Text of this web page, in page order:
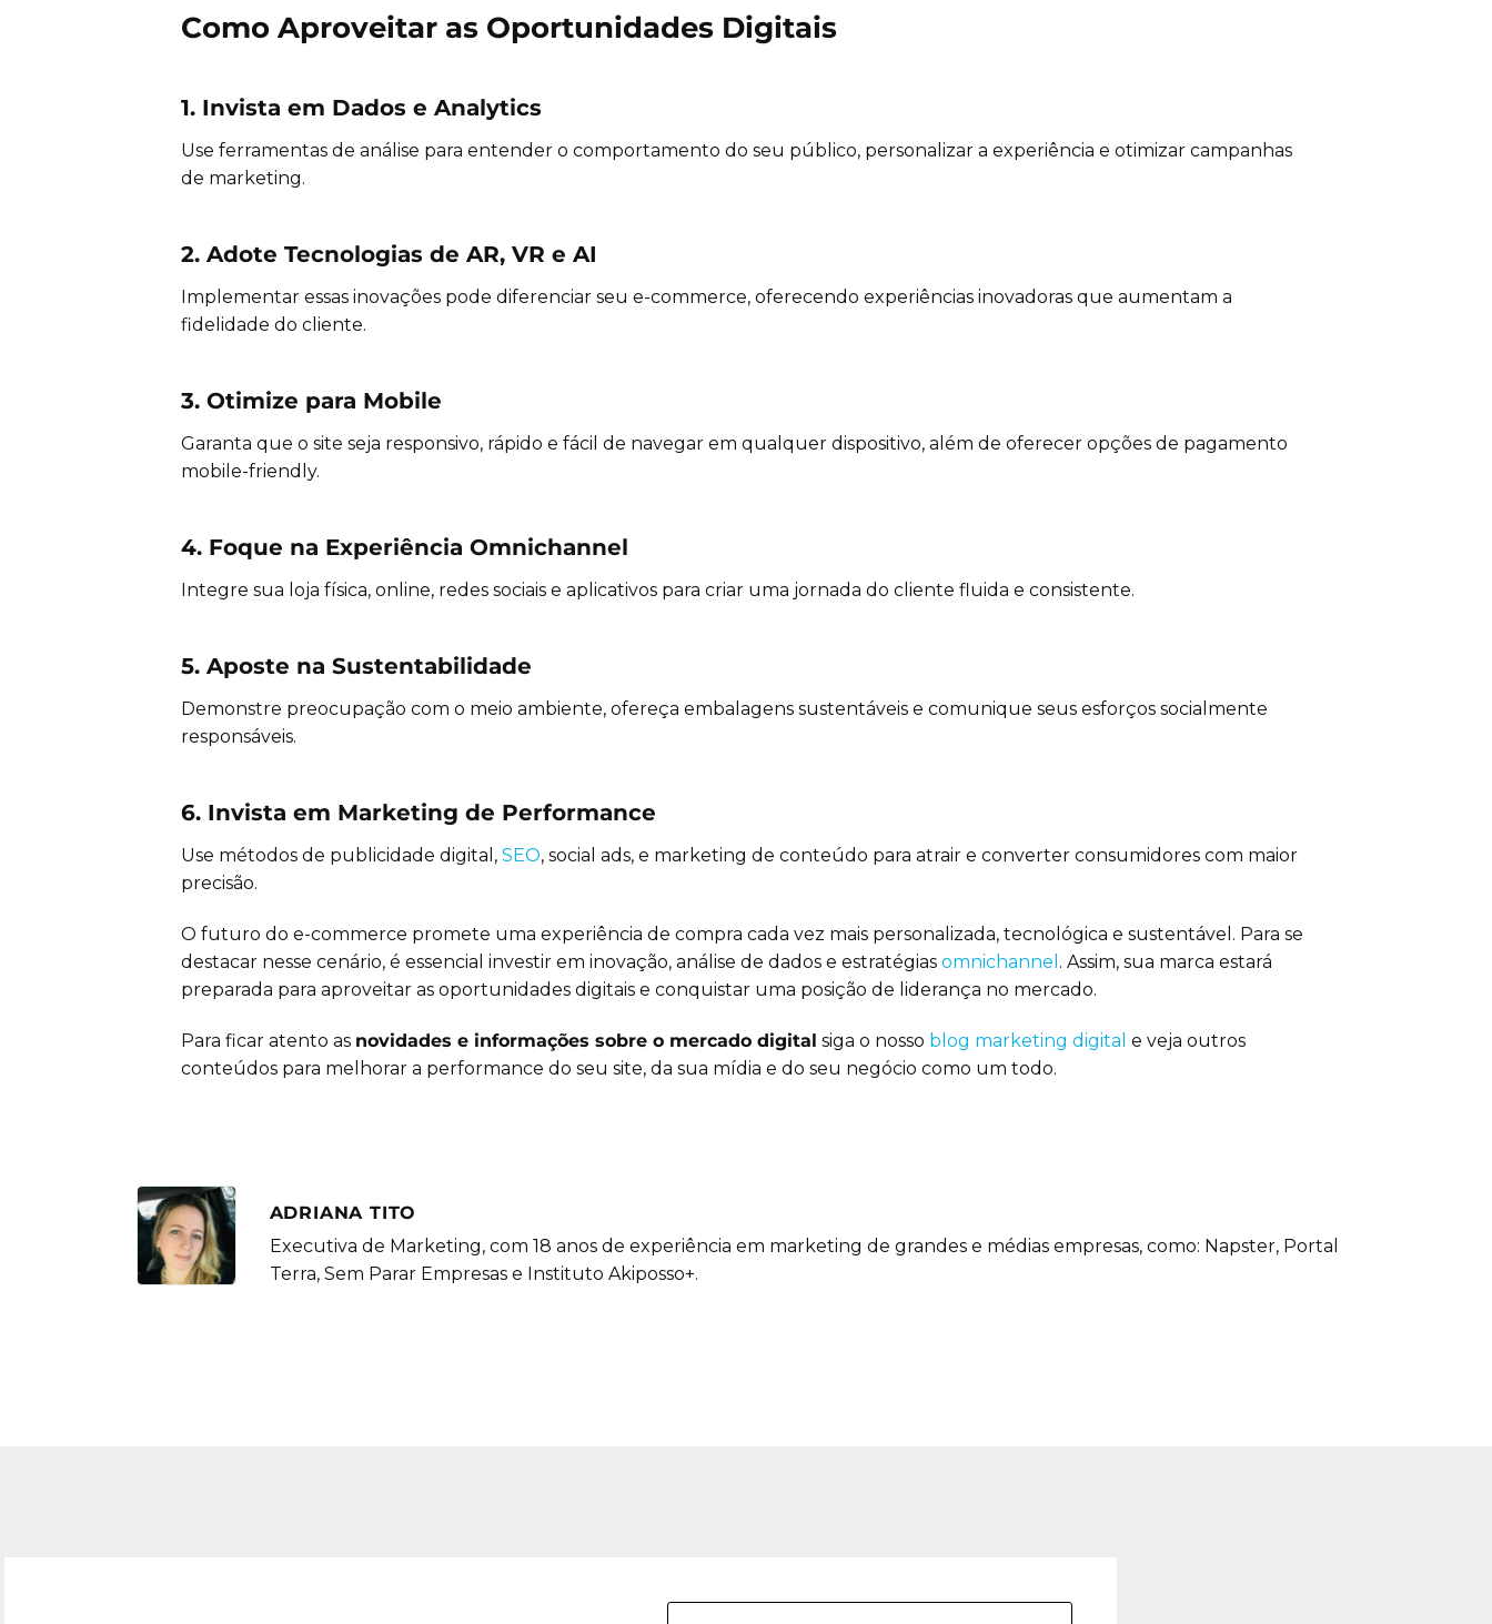
Como Aproveitar as Oportunidades Digitais
1. Invista em Dados e Analytics
Use ferramentas de análise para entender o comportamento do seu público, personalizar a experiência e otimizar campanhas
de marketing.
2. Adote Tecnologias de AR, VR e AI
Implementar essas inovações pode diferenciar seu e-commerce, oferecendo experiências inovadoras que aumentam a
fidelidade do cliente.
3. Otimize para Mobile
Garanta que o site seja responsivo, rápido e fácil de navegar em qualquer dispositivo, além de oferecer opções de pagamento
mobile-friendly.
4. Foque na Experiência Omnichannel
Integre sua loja física, online, redes sociais e aplicativos para criar uma jornada do cliente fluida e consistente.
5. Aposte na Sustentabilidade
Demonstre preocupação com o meio ambiente, ofereça embalagens sustentáveis e comunique seus esforços socialmente
responsáveis.
6. Invista em Marketing de Performance
Use métodos de publicidade digital, SEO, social ads, e marketing de conteúdo para atrair e converter consumidores com maior
precisão.
O futuro do e-commerce promete uma experiência de compra cada vez mais personalizada, tecnológica e sustentável. Para se
destacar nesse cenário, é essencial investir em inovação, análise de dados e estratégias omnichannel . Assim, sua marca estará
preparada para aproveitar as oportunidades digitais e conquistar uma posição de liderança no mercado.
Para ficar atento as novidades e informações sobre o mercado digital siga o nosso blog marketing digital e veja outros
conteúdos para melhorar a performance do seu site, da sua mídia e do seu negócio como um todo.
ADRIANA TITO
Executiva de Marketing, com 18 anos de experiência em marketing de grandes e médias empresas, como: Napster, Portal
Terra, Sem Parar Empresas e Instituto Akiposso+.